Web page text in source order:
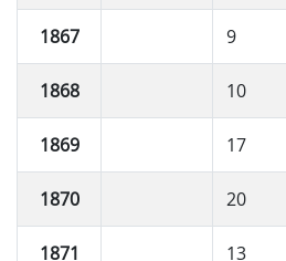
1867 9
1868 10
1869 17
1870 20
1871 13